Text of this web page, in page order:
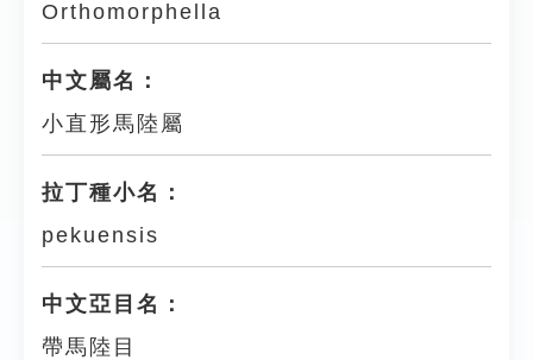
Orthomorphella
中文屬名：
小直形馬陸屬
拉丁種小名：
pekuensis
中文亞目名：
帶馬陸目